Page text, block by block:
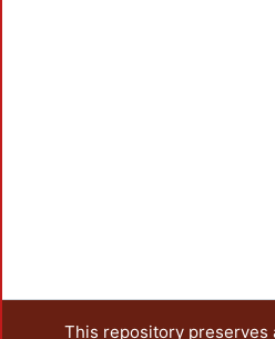
This repository preserves